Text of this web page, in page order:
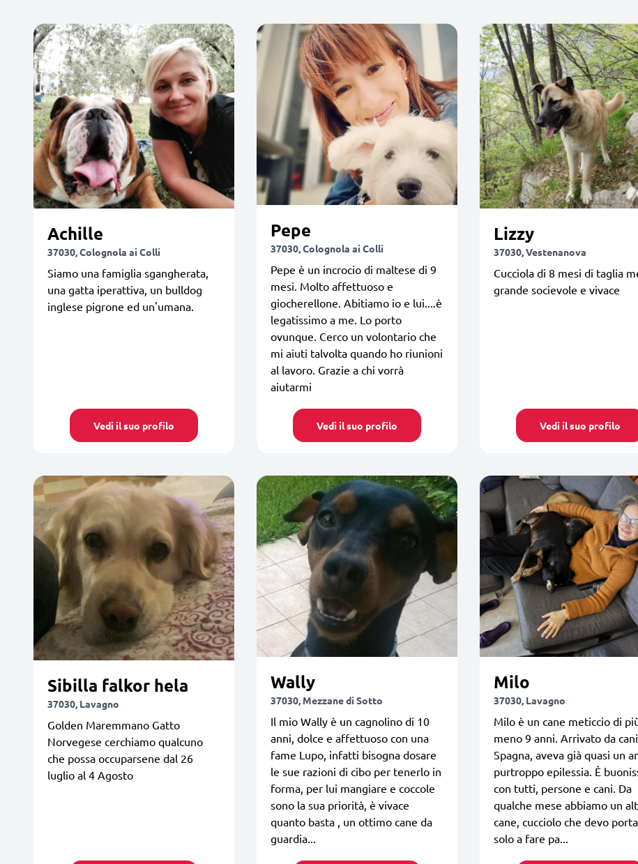
Achille
37030, Colognola ai Colli
Siamo una famiglia sgangherata,
una gatta iperattiva, un bulldog
inglese pigrone ed un'umana.
Vedi il suo profilo
Pepe
37030, Colognola ai Colli
Pepe è un incrocio di maltese di 9
mesi. Molto affettuoso e
giocherellone. Abitiamo io e lui....è
legatissimo a me. Lo porto
ovunque. Cerco un volontario che
mi aiuti talvolta quando ho riunioni
al lavoro. Grazie a chi vorrà
aiutarmi
Vedi il suo profilo
Lizzy
37030, Vestenanova
Cucciola di 8 mesi di taglia
grande socievole e vivace
Vedi il suo profilo
Sibilla falkor hela
37030, Lavagno
Golden Maremmano Gatto
Norvegese cerchiamo qualcuno
che possa occuparsene dal 26
luglio al 4 Agosto
Wally
37030, Mezzane di Sotto
Il mio Wally è un cagnolino di 10
anni, dolce e affettuoso con una
fame Lupo, infatti bisogna dosare
le sue razioni di cibo per tenerlo in
forma, per lui mangiare e coccole
sono la sua priorità, è vivace
quanto basta , un ottimo cane da
guardia...
Milo
37030, Lavagno
Milo è un cane meticcio di
meno 9 anni. Arrivato da
Spagna, aveva già quasi un
purtroppo epilessia. È
con tutti, persone e cani. Da
qualche mese abbiamo un
cane, cucciolo che devo
solo a fare pa...